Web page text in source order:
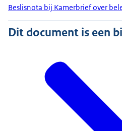
Beslisnota bij Kamerbrief over
Dit document is een